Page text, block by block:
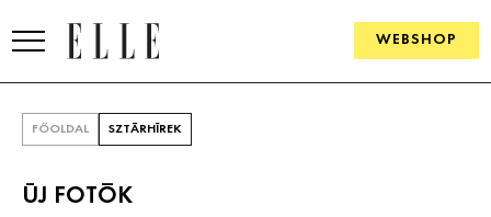
WEBSHOP
FŐOLDAL SZTÁRHÍREK
ÚJ FOTÓK